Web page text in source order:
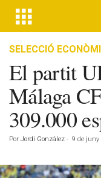
SELECCIÓ
El partit
Málaga
309.000
Por Jordi González - 9 de juny